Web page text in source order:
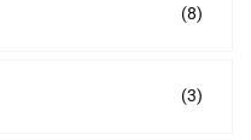
(8)
(3)